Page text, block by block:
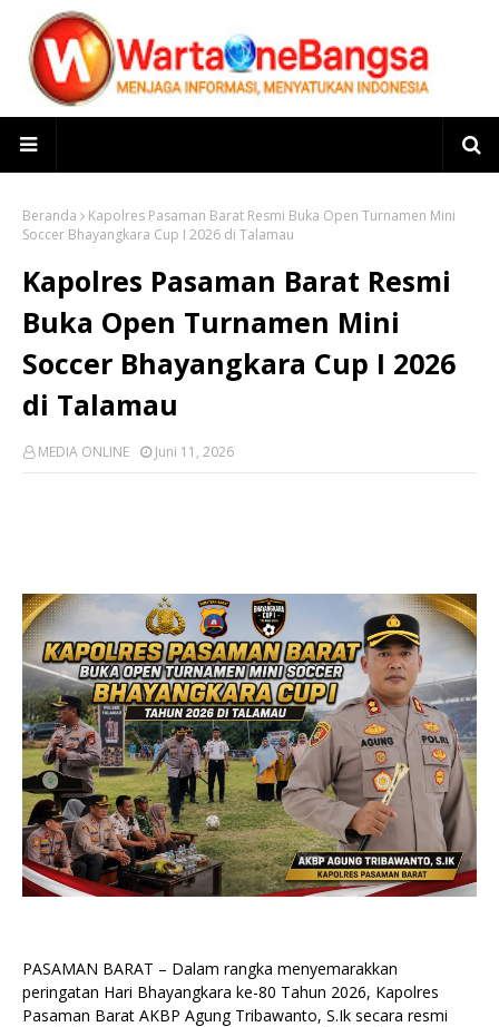
Beranda
Kapolres Pasaman Barat Resmi Buka Open Turnamen Mini
Soccer Bhayangkara Cup I 2026 di Talamau
Kapolres Pasaman Barat Resmi
Buka Open Turnamen Mini
Soccer Bhayangkara Cup I 2026
di Talamau
MEDIA ONLINE Juni 11, 2026
PASAMAN BARAT – Dalam rangka menyemarakkan
peringatan Hari Bhayangkara ke-80 Tahun 2026, Kapolres
Pasaman Barat AKBP Agung Tribawanto, S.Ik secara resmi